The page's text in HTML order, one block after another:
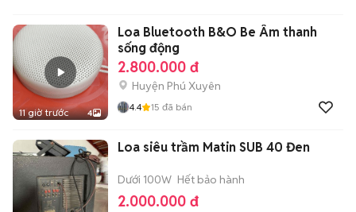
11 giờ trước 4
Loa Bluetooth B&O Be Âm thanh
sống động
2.800.000 đ
Huyện Phú Xuyên
4.4 15 đã bán
Loa siêu trầm Matin SUB 40 Đen
Dưới 100W Hết bảo hành
2.000.000 đ